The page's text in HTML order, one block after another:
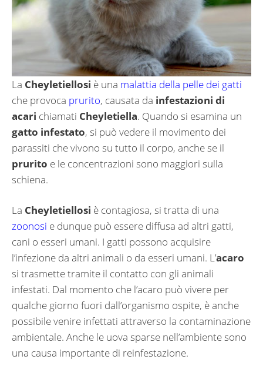
La Cheyletiellosi è una malattia della pelle dei gatti
che provoca prurito, causata da infestazioni di
acari chiamati Cheyletiella. Quando si esamina un
gatto infestato, si può vedere il movimento dei
parassiti che vivono su tutto il corpo, anche se il
prurito e le concentrazioni sono maggiori sulla
schiena.
La Cheyletiellosi è contagiosa, si tratta di una
zoonosi e dunque può essere diffusa ad altri gatti,
cani o esseri umani. I gatti possono acquisire
l’infezione da altri animali o da esseri umani. L’acaro
si trasmette tramite il contatto con gli animali
infestati. Dal momento che l’acaro può vivere per
qualche giorno fuori dall’organismo ospite, è anche
possibile venire infettati attraverso la contaminazione
ambientale. Anche le uova sparse nell’ambiente sono
una causa importante di reinfestazione.